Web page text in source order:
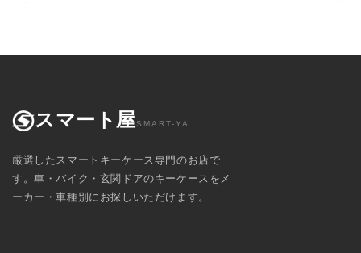
スマート屋SMART-YA
厳選したスマートキーケース専門のお店で
す。車・バイク・玄関ドアのキーケースをメ
ーカー・車種別にお探しいただけます。